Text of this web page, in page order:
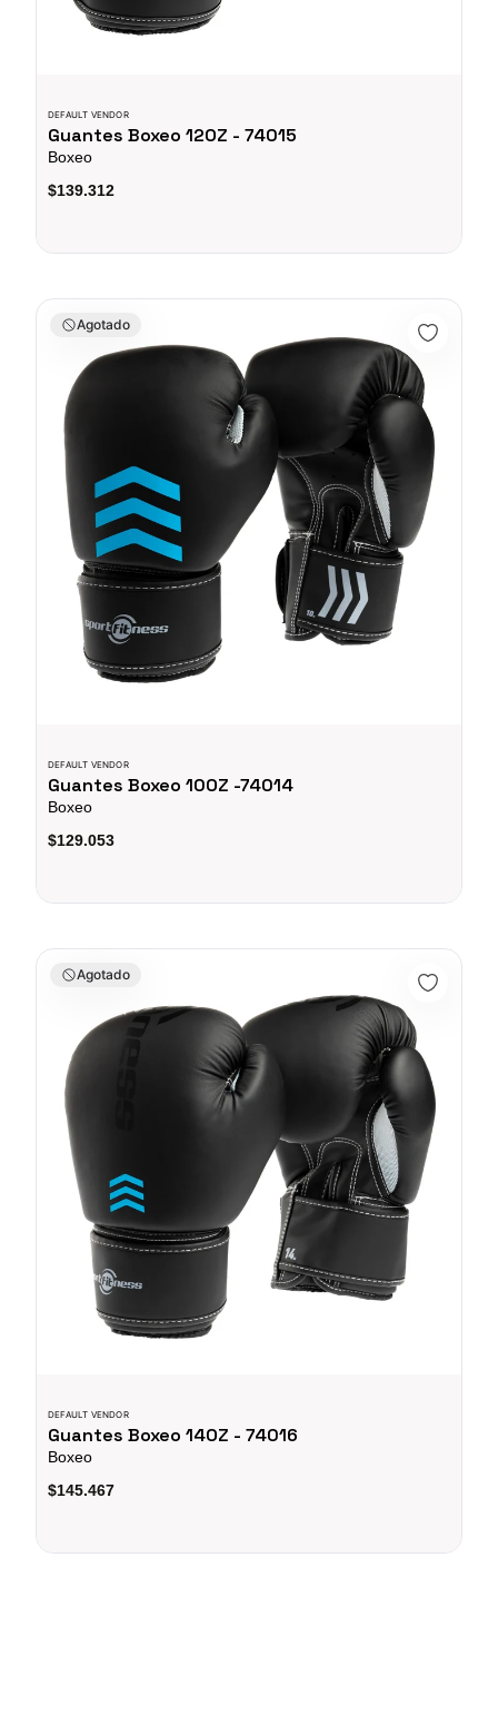
DEFAULT VENDOR
Guantes Boxeo 12OZ - 74015
Boxeo
$139.312
Guantes Boxeo 10OZ -74014
Agotado
DEFAULT VENDOR
Guantes Boxeo 10OZ -74014
Boxeo
$129.053
Guantes Boxeo 14OZ - 74016
Agotado
DEFAULT VENDOR
Guantes Boxeo 14OZ - 74016
Boxeo
$145.467